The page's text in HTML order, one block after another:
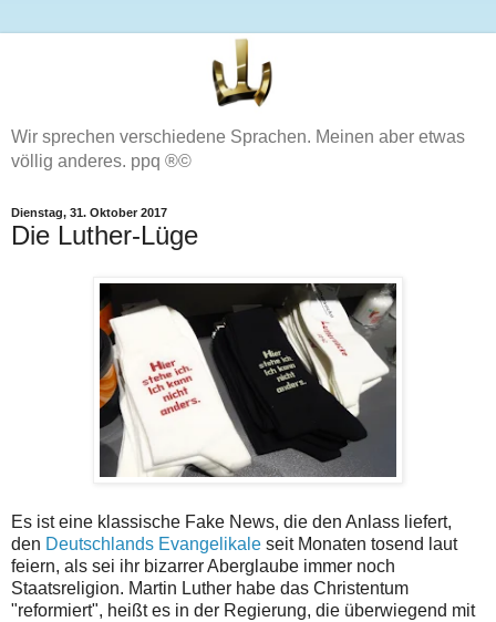
Wir sprechen verschiedene Sprachen. Meinen aber etwas
völlig anderes. ppq ®©
Dienstag, 31. Oktober 2017
Die Luther-Lüge
Es ist eine klassische Fake News, die den Anlass liefert,
den Deutschlands Evangelikale seit Monaten tosend laut
feiern, als sei ihr bizarrer Aberglaube immer noch
Staatsreligion. Martin Luther habe das Christentum
"reformiert", heißt es in der Regierung, die überwiegend mit